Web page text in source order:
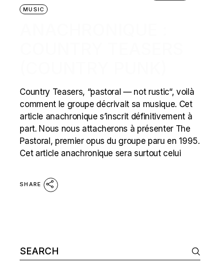
MUSIC
Country Teasers, “pastoral — not rustic“, voilà
comment le groupe décrivait sa musique. Cet
article anachronique s’inscrit définitivement à
part. Nous nous attacherons à présenter The
Pastoral, premier opus du groupe paru en 1995.
Cet article anachronique sera surtout celui
SHARE
Search
for: